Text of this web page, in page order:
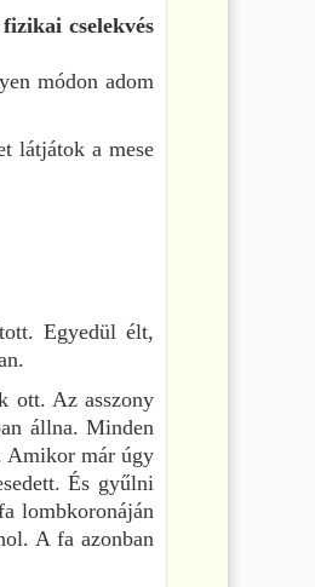
cselekvés
módon adom
látjátok a mese
Egyedül élt,
ott. Az asszony
állna. Minden
Amikor már úgy
És gyűlni
lombkoronáján
A fa azonban